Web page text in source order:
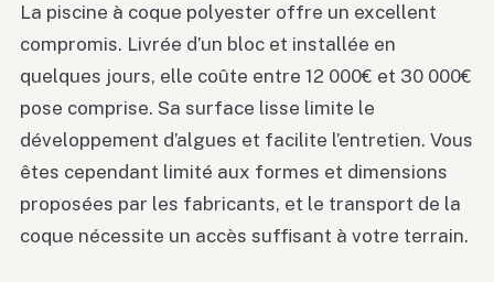
La piscine à coque polyester offre un excellent
compromis. Livrée d’un bloc et installée en
quelques jours, elle coûte entre 12 000€ et 30 000€
pose comprise. Sa surface lisse limite le
développement d’algues et facilite l’entretien. Vous
êtes cependant limité aux formes et dimensions
proposées par les fabricants, et le transport de la
coque nécessite un accès suffisant à votre terrain.